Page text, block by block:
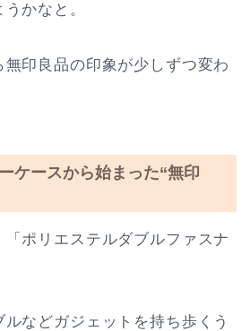
かなと。
印良品の印象が少しずつ変わ
ケースから始まった“無印
「ポリエステルダブルファスナ
などガジェットを持ち歩くう